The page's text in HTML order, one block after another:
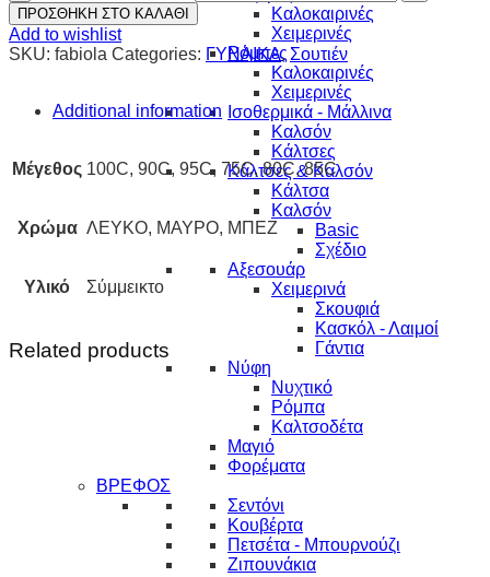
Καλοκαιρινές
Χειμερινές
Ρόμπες
Καλοκαιρινές
Χειμερινές
Ισοθερμικά - Μάλλινα
Καλσόν
Κάλτσες
Κάλτσες & Καλσόν
Κάλτσα
Καλσόν
Basic
Σχέδιο
Αξεσουάρ
Χειμερινά
Σκουφιά
Κασκόλ - Λαιμοί
Γάντια
Νύφη
Νυχτικό
Ρόμπα
Καλτσοδέτα
Μαγιό
Φορέματα
ΒΡΕΦΟΣ
Σεντόνι
Κουβέρτα
Πετσέτα - Μπουρνούζι
Ζιπουνάκια
ΠΡΟΣΘΗΚΗ ΣΤΟ ΚΑΛΑΘΙ
Add to wishlist
SKU: fabiola Categories: ΓΥΝΑΙΚΑ, Σουτιέν
Additional information
Μέγεθος 100C, 90C, 95C, 75C, 80C, 85C
Χρώμα ΛΕΥΚΟ, ΜΑΥΡΟ, ΜΠΕΖ
Υλικό Σύμμεικτο
Related products